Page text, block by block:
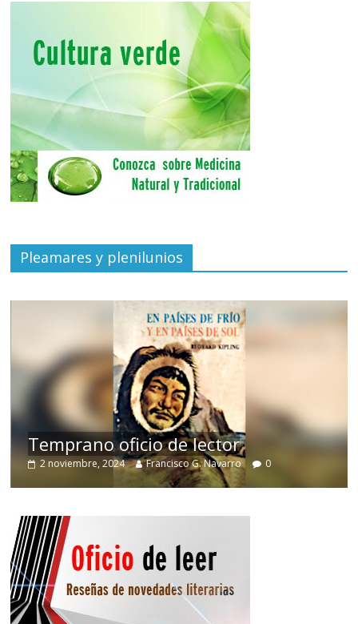
Pleamares y plenilunios
Temprano oficio de lector
2 noviembre, 2024 Francisco G. Navarro 0